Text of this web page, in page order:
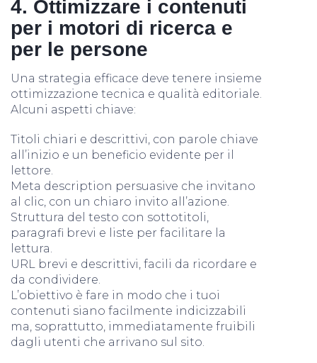
4. Ottimizzare i contenuti
per i motori di ricerca e
per le persone
Una strategia efficace deve tenere insieme
ottimizzazione tecnica e qualità editoriale.
Alcuni aspetti chiave:
Titoli chiari e descrittivi, con parole chiave
all’inizio e un beneficio evidente per il
lettore.
Meta description persuasive che invitano
al clic, con un chiaro invito all’azione.
Struttura del testo con sottotitoli,
paragrafi brevi e liste per facilitare la
lettura.
URL brevi e descrittivi, facili da ricordare e
da condividere.
L’obiettivo è fare in modo che i tuoi
contenuti siano facilmente indicizzabili
ma, soprattutto, immediatamente fruibili
dagli utenti che arrivano sul sito.